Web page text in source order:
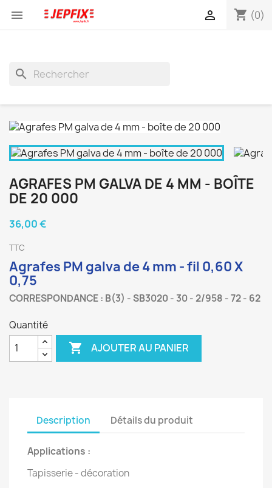
 shopping_cart (0)

search
AGRAFES PM GALVA DE 4 MM - BOÎTE
DE 20 000
36,00 €
TTC
Agrafes PM galva de 4 mm - fil 0,60 X
0,75
CORRESPONDANCE : B(3) - SB3020 - 30 - 2/958 - 72 - 62
Quantité
 AJOUTER AU PANIER
Description Détails du produit
Applications :
Tapisserie - décoration